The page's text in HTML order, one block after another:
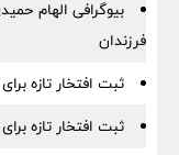
بیوگرافی الهام
فرزندان
ثبت افتخار تازه
ثبت افتخار تازه